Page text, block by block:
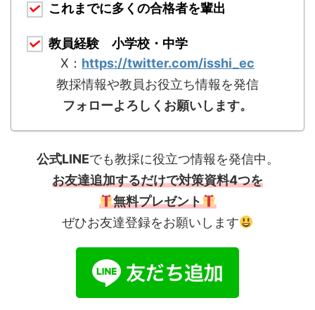
これまでに多くの合格者を輩出
教員経験 小学校・中学
X： https://twitter.com/isshi_ec
教採情報や教員お役立ち情報を発信
フォローよろしくお願いします。
公式LINEでも教採に役立つ情報を発信中。
お友達追加するだけで対策資料4つを
無料プレゼント
ぜひお友達登録をお願いします